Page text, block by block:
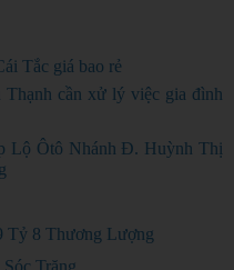
Tắc giá bao rẻ
cần xử lý việc gia đình
Lộ Ôtô Nhánh Đ. Huỳnh Thị
Tỷ 8 Thương Lượng
Trăng